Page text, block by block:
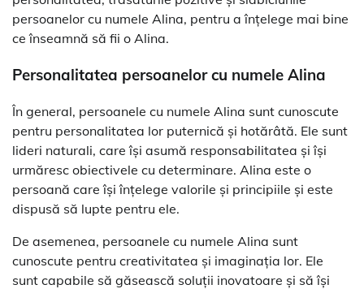
persoanelor cu numele Alina, pentru a înțelege mai bine
ce înseamnă să fii o Alina.
Personalitatea persoanelor cu numele Alina
În general, persoanele cu numele Alina sunt cunoscute
pentru personalitatea lor puternică și hotărâtă. Ele sunt
lideri naturali, care își asumă responsabilitatea și își
urmăresc obiectivele cu determinare. Alina este o
persoană care își înțelege valorile și principiile și este
dispusă să lupte pentru ele.
De asemenea, persoanele cu numele Alina sunt
cunoscute pentru creativitatea și imaginația lor. Ele
sunt capabile să găsească soluții inovatoare și să își